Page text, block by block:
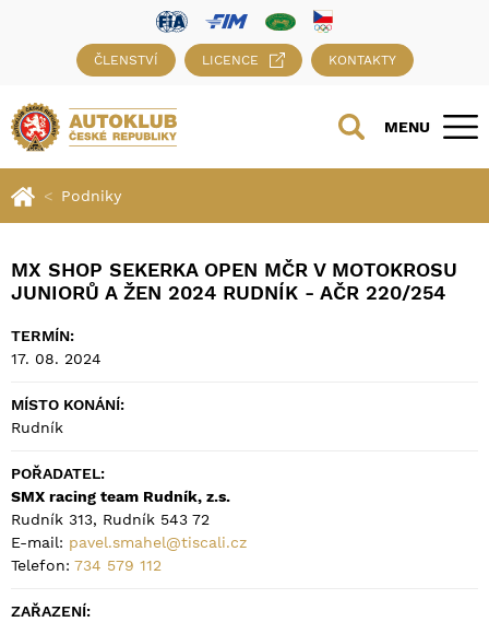
ČLENSTVÍ LICENCE KONTAKTY
MENU
Podniky
MX SHOP SEKERKA OPEN MČR V MOTOKROSU
JUNIORŮ A ŽEN 2024 RUDNÍK - AČR 220/254
TERMÍN:
17. 08. 2024
MÍSTO KONÁNÍ:
Rudník
POŘADATEL:
SMX racing team Rudník, z.s.
Rudník 313, Rudník 543 72
E-mail: pavel.smahel@tiscali.cz
Telefon: 734 579 112
ZAŘAZENÍ: